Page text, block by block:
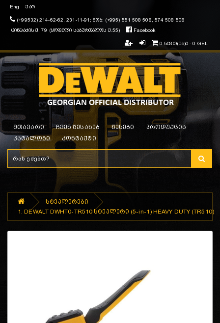
Eng ქარ
(+99532) 214-62-62, 231-11-91; მობ: (+995) 551 508 508, 574 508 508
ცინცაძის ქ. 79 (ყოფილი საბურთალოს ქ.55)
Facebook
0 ნივთ(ებ)ი - 0 GEL
მთავარი ჩვენ შესახებ წესები
პროდუქცია
კატალოგი
კონტაქტი
სტეპლერები
1. DEWALT DWHT0-TR510 სტეპლერი (5-in-1) HEAVY DUTY (TR510)